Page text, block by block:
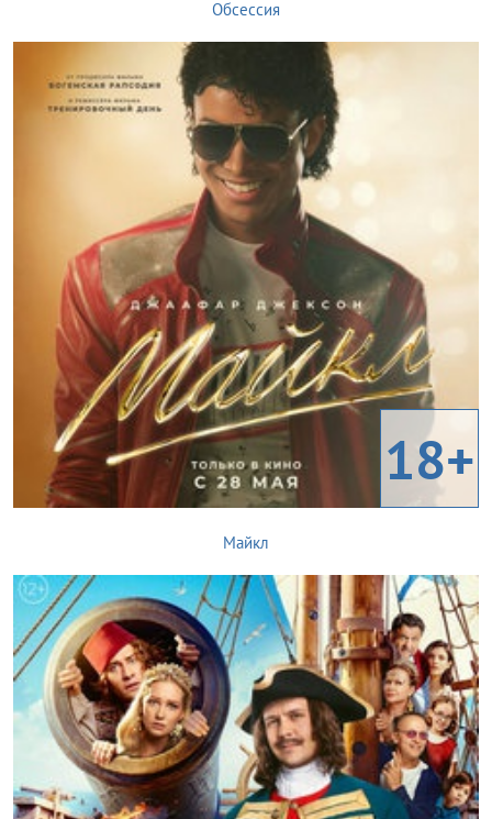
Обсессия
18+
Майкл